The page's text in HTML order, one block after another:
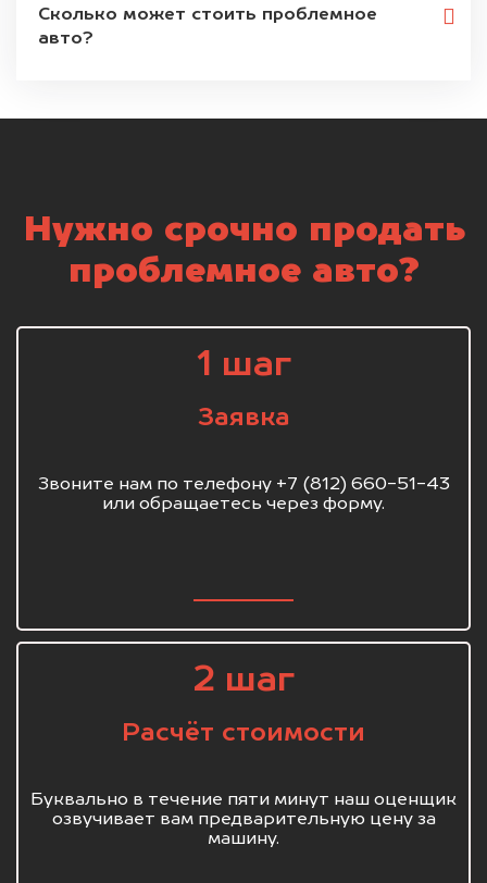
Сколько может стоить проблемное
авто?
Нужно срочно продать
проблемное авто?
1 шаг
Заявка
Звоните нам по телефону +7 (812) 660-51-43
или обращаетесь через форму.
2 шаг
Расчёт стоимости
Буквально в течение пяти минут наш оценщик
озвучивает вам предварительную цену за
машину.